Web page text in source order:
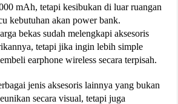
mAh, tetapi kesibukan di luar ruangan
kebutuhan akan power bank.
bekas sudah melengkapi aksesoris
tetapi jika ingin lebih simple
earphone wireless secara terpisah.
jenis aksesoris lainnya yang bukan
secara visual, tetapi juga